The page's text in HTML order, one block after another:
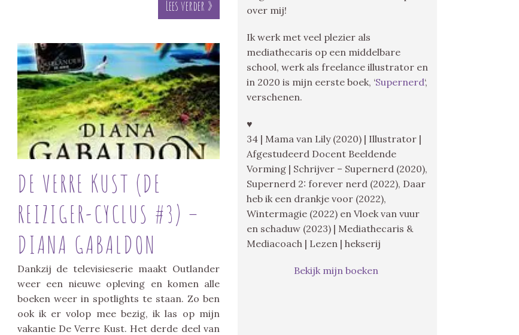
Lees verder »
DE VERRE KUST (DE
REIZIGER-CYCLUS #3) –
DIANA GABALDON
Dankzij de televisieserie maakt Outlander
weer een nieuwe opleving en komen alle
boeken weer in spotlights te staan. Zo ben
ook ik er volop mee bezig, ik las op mijn
vakantie De Verre Kust. Het derde deel van
over mij!
Ik werk met veel plezier als
mediathecaris op een middelbare
school, werk als freelance illustrator en
in 2020 is mijn eerste boek, ‘Supernerd‘,
verschenen.
♥
34 | Mama van Lily (2020) | Illustrator |
Afgestudeerd Docent Beeldende
Vorming | Schrijver – Supernerd (2020),
Supernerd 2: forever nerd (2022), Daar
heb ik een drankje voor (2022),
Wintermagie (2022) en Vloek van vuur
en schaduw (2023) | Mediathecaris &
Mediacoach | Lezen | hekserij
Bekijk mijn boeken